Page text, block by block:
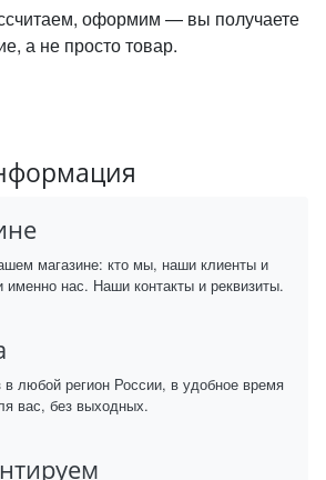
оформим — вы получаете
а не просто товар.
магазине: кто мы, наши клиенты и
нас. Наши контакты и реквизиты.
любой регион России, в удобное время
вас, без выходных.